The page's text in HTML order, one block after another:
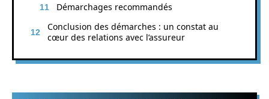
Démarchages recommandés
Conclusion des démarches : un constat au
cœur des relations avec l’assureur